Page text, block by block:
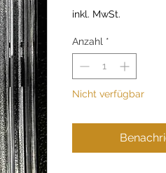
inkl. MwSt.
Anzahl *
Nicht verfügbar